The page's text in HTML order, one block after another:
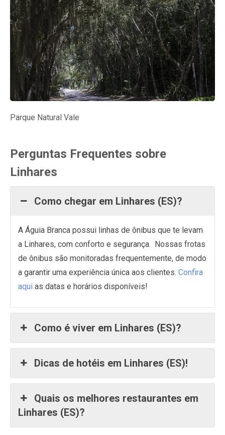
Parque Natural Vale
Perguntas Frequentes sobre
Linhares
Como chegar em Linhares (ES)?
A Águia Branca possui linhas de ônibus que te levam
a Linhares, com conforto e segurança. Nossas frotas
de ônibus são monitoradas frequentemente, de modo
a garantir uma experiência única aos clientes. Confira
aqui as datas e horários disponíveis!
Como é viver em Linhares (ES)?
Dicas de hotéis em Linhares (ES)!
Quais os melhores restaurantes em
Linhares (ES)?